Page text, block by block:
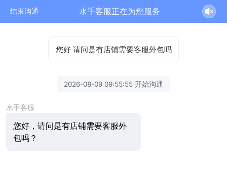
结束沟通 水手客服正在为您服务
您好 请问是有店铺需要客服外包吗
2026-08-09 09:55:55 开始沟通
水手客服
您好，请问是有店铺需要客服外
包吗？